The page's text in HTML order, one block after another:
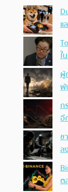
แ
ใ
ผู้
พั
ก
อี
ช
ล
ต